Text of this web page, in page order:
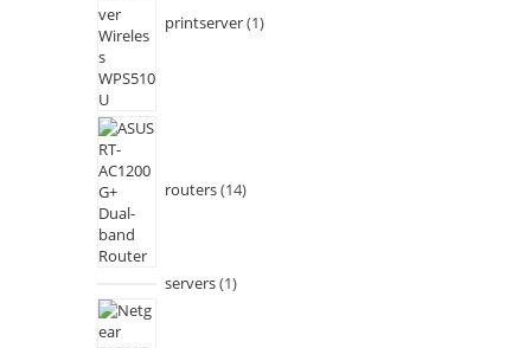
printserver 1
routers 14
servers 1